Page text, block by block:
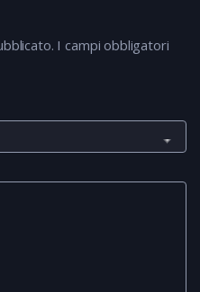
I campi obbligatori